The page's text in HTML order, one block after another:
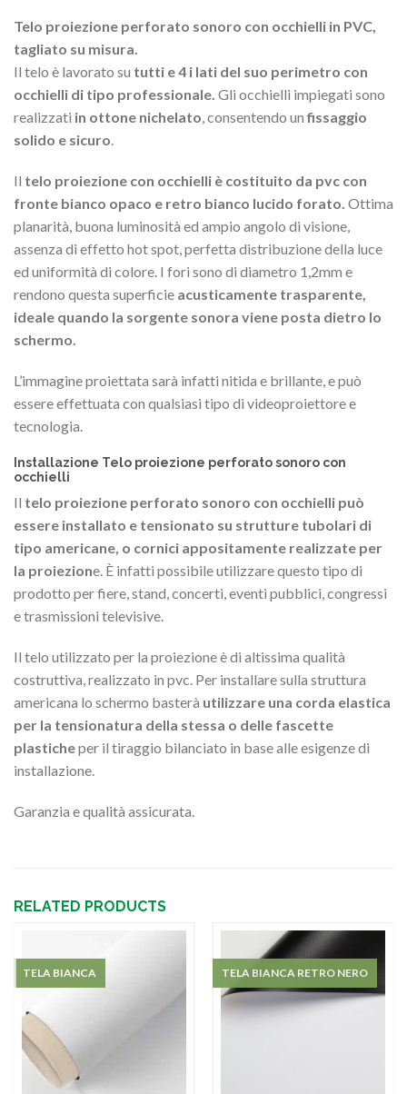
Telo proiezione perforato sonoro con occhielli in PVC,
tagliato su misura.
Il telo è lavorato su tutti e 4 i lati del suo perimetro con
occhielli di tipo professionale. Gli occhielli impiegati sono
realizzati in ottone nichelato, consentendo unfissaggio
solido e sicuro.
Il telo proiezione con occhielli è costituito da pvc con
fronte bianco opaco e retro bianco lucido forato. Ottima
planarità, buona luminosità ed ampio angolo di visione,
assenza di effetto hot spot, perfetta distribuzione della luce
ed uniformità di colore. I fori sono di diametro 1,2mm e
rendono questa superficie acusticamente trasparente,
ideale quando la sorgente sonora viene posta dietro lo
schermo.
L’immagine proiettata sarà infatti nitida e brillante, e può
essere effettuata con qualsiasi tipo di videoproiettore e
tecnologia.
Installazione Telo proiezione perforato sonoro con
occhielli
Il telo proiezione perforato sonoro con occhielli può
essere installato e tensionato su strutture tubolari di
tipo americane, o cornici appositamente realizzate per
la proiezione. È infatti possibile utilizzare questo tipo di
prodotto per fiere, stand, concerti, eventi pubblici, congressi
e trasmissioni televisive.
Il telo utilizzato per la proiezione è di altissima qualità
costruttiva, realizzato in pvc. Per installare sulla struttura
americana lo schermo basterà utilizzare una corda elastica
per la tensionatura della stessa o delle fascette
plasticheper il tiraggio bilanciato in base alle esigenze di
installazione.
Garanzia e qualità assicurata.
RELATED PRODUCTS
TELA BIANCA TELA BIANCA RETRO NERO